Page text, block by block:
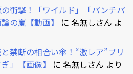
衝撃！「ワイルド」「パンチパ
の嵐【動画】
に 名無しさん よ
禁断の相合い傘！“激レア”プリ
」【画像】
に 名無しさん より